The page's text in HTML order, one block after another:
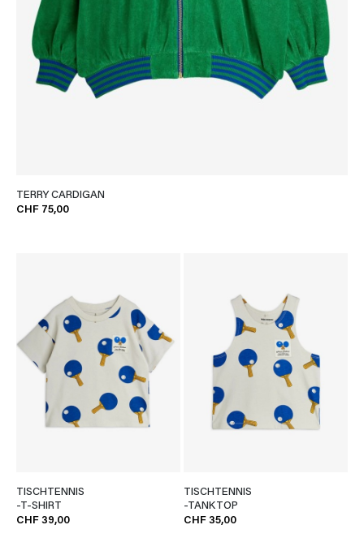
TERRY CARDIGAN
CHF 75,00
TISCHTENNIS
-T-SHIRT
CHF 39,00
TISCHTENNIS
-TANKTOP
CHF 35,00